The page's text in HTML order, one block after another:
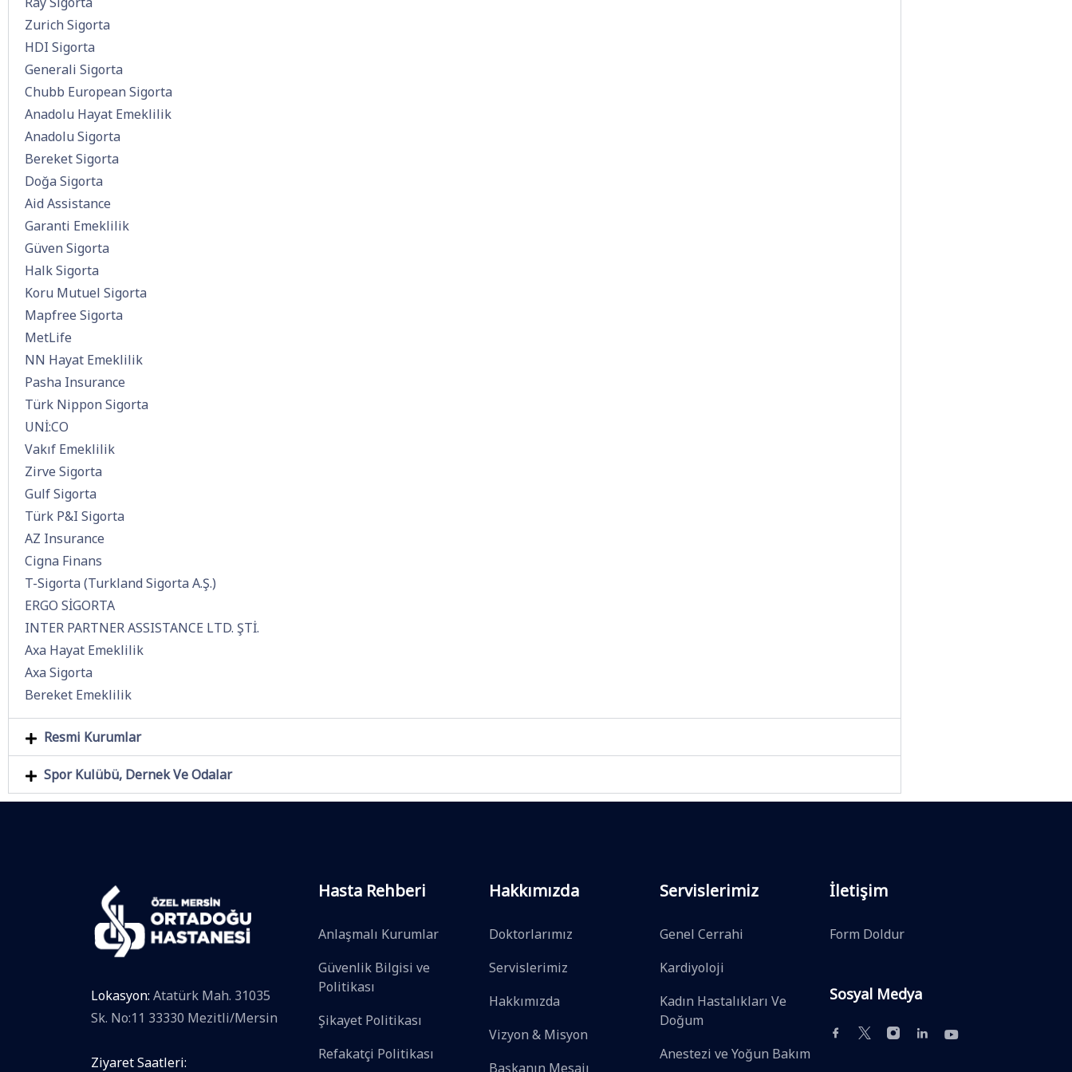
Zurich Sigorta
HDI Sigorta
Generali Sigorta
Chubb European Sigorta
Anadolu Hayat Emeklilik
Anadolu Sigorta
Bereket Sigorta
Doğa Sigorta
Aid Assistance
Garanti Emeklilik
Güven Sigorta
Halk Sigorta
Koru Mutuel Sigorta
Mapfree Sigorta
MetLife
NN Hayat Emeklilik
Pasha Insurance
Türk Nippon Sigorta
UNİ:CO
Vakıf Emeklilik
Zirve Sigorta
Gulf Sigorta
Türk P&I Sigorta
AZ Insurance
Cigna Finans
T-Sigorta (Turkland Sigorta A.Ş.)
ERGO SİGORTA
INTER PARTNER ASSISTANCE LTD. ŞTİ.
Axa Hayat Emeklilik
Axa Sigorta
Bereket Emeklilik
Resmi Kurumlar
Spor Kulübü, Dernek Ve Odalar
Lokasyon: Atatürk Mah. 31035
Sk. No:11 33330 Mezitli/Mersin
Ziyaret Saatleri:
Hasta Rehberi
Anlaşmalı Kurumlar
Güvenlik Bilgisi ve
Politikası
Şikayet Politikası
Refakatçi Politikası
Hakkımızda
Doktorlarımız
Servislerimiz
Hakkımızda
Vizyon & Misyon
Başkanın Mesajı
Servislerimiz
Genel Cerrahi
Kardiyoloji
Kadın Hastalıkları Ve
Doğum
Anestezi ve Yoğun Bakım
İletişim
Form Doldur
Sosyal Medya